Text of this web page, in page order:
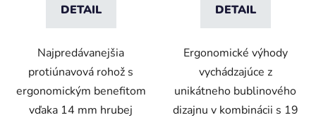
DETAIL
Najpredávanejšia
protiúnavová rohož s
ergonomickým benefitom
vďaka 14 mm hrubej
DETAIL
Ergonomické výhody
vychádzajúce z
unikátneho bublinového
dizajnu v kombinácii s 19